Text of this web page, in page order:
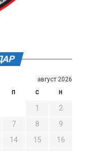
август 2026
П С Н
1
2
7 8
9
14 15
16